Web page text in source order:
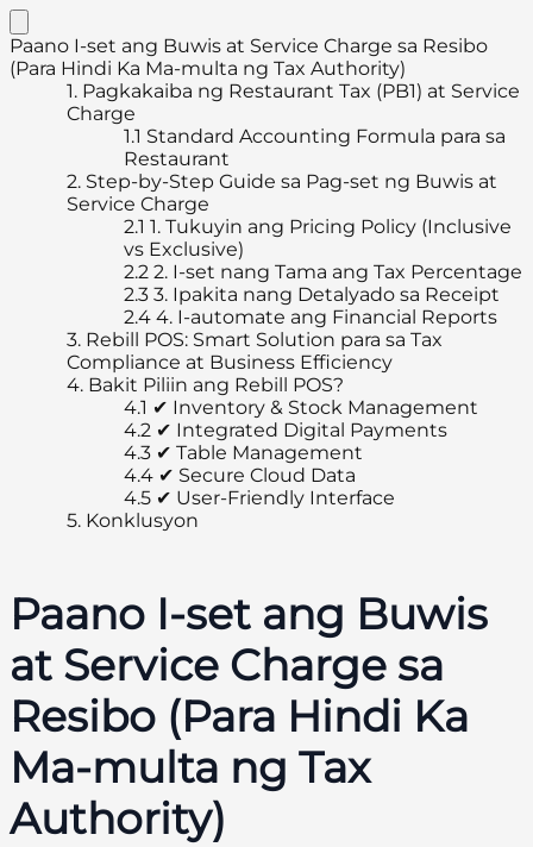
Paano I-set ang Buwis at Service Charge sa Resibo
(Para Hindi Ka Ma-multa ng Tax Authority)
1. Pagkakaiba ng Restaurant Tax (PB1) at Service
Charge
1.1 Standard Accounting Formula para sa
Restaurant
2. Step-by-Step Guide sa Pag-set ng Buwis at
Service Charge
2.1 1. Tukuyin ang Pricing Policy (Inclusive
vs Exclusive)
2.2 2. I-set nang Tama ang Tax Percentage
2.3 3. Ipakita nang Detalyado sa Receipt
2.4 4. I-automate ang Financial Reports
3. Rebill POS: Smart Solution para sa Tax
Compliance at Business Efficiency
4. Bakit Piliin ang Rebill POS?
4.1 ✔ Inventory & Stock Management
4.2 ✔ Integrated Digital Payments
4.3 ✔ Table Management
4.4 ✔ Secure Cloud Data
4.5 ✔ User-Friendly Interface
5. Konklusyon
Paano I-set ang Buwis
at Service Charge sa
Resibo (Para Hindi Ka
Ma-multa ng Tax
Authority)